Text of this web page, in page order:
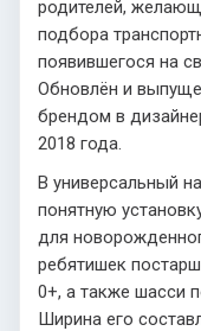
родителей,
подбора
появившегося на
Обновлён и
брендом в
2018 года.
В универсальный
понятную
для
ребятишек
0+, а также шасси
Ширина его